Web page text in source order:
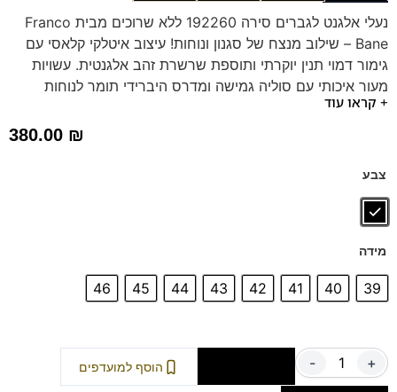
נעלי אלגנט לגברים סירה 192260 ללא שרוכים מבית Franco
Bane – שילוב מנצח של סגנון ונוחות! עיצוב איטלקי קלאסי עם
גימור דמוי תנין יוקרתי ותוספת שרשרת זהב אלגנטית. עשויות
מעור איכותי עם סוליה גמישה ומדרס היברידי תומך לנוחות
מקסימלית. מושלמות לאירועים מיוחדים או ללבוש אלגנטי בכל
+ קראו עוד
380.00 ₪
צבע
מידה
39
40
41
42
43
44
45
46
- + הוסף למועדפים